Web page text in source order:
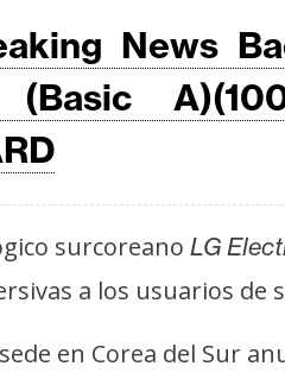
News
(Basic
surcoreano LG
a los usuarios de
en Corea del Sur